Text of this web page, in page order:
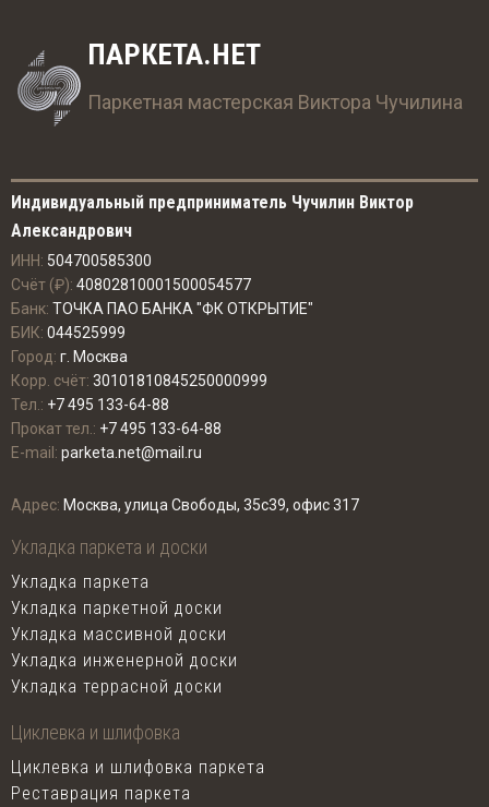
ПАРКЕТА.НЕТ
Паркетная мастерская Виктора Чучилина
Индивидуальный предприниматель Чучилин Виктор
Александрович
ИНН: 504700585300
Счёт (₽): 40802810001500054577
Банк: ТОЧКА ПАО БАНКА "ФК ОТКРЫТИЕ"
БИК: 044525999
Город: г. Москва
Корр. счёт: 30101810845250000999
Тел.: +7 495 133-64-88
Прокат тел.: +7 495 133-64-88
E-mail: parketa.net@mail.ru
Адрес: Москва, улица Свободы, 35с39, офис 317
Укладка паркета и доски
Укладка паркета
Укладка паркетной доски
Укладка массивной доски
Укладка инженерной доски
Укладка террасной доски
Циклевка и шлифовка
Циклевка и шлифовка паркета
Реставрация паркета